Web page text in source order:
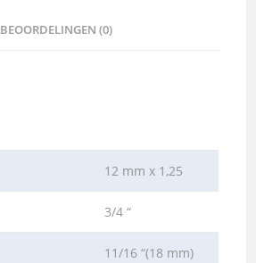
BEOORDELINGEN (0)
12 mm x 1,25
3/4 “
11/16 “(18 mm)